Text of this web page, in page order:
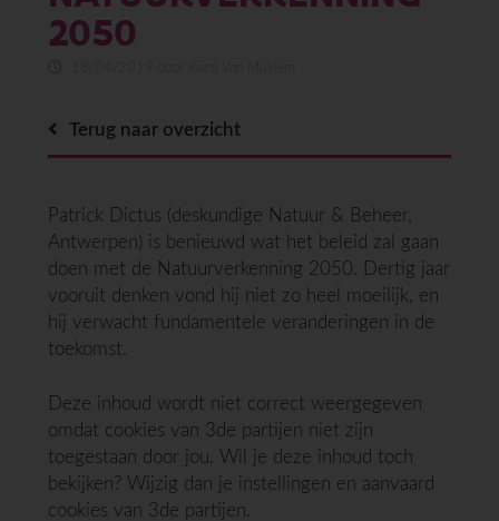
2050
Terug naar overzicht
Patrick Dictus (deskundige Natuur & Beheer,
Antwerpen) is benieuwd wat het beleid zal gaan
doen met de Natuurverkenning 2050. Dertig jaar
vooruit denken vond hij niet zo heel moeilijk, en
hij verwacht fundamentele veranderingen in de
toekomst.
Deze inhoud wordt niet correct weergegeven
omdat cookies van 3de partijen niet zijn
toegestaan door jou. Wil je deze inhoud toch
bekijken? Wijzig dan je instellingen en aanvaard
cookies van 3de partijen.